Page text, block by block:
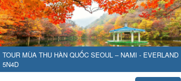
TOUR MÙA THU HÀN QUỐC SEOUL – NAMI - EVERLAND
5N4D